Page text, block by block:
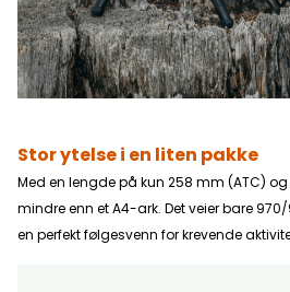
Stor ytelse i en liten pakke
Med en lengde på kun 258 mm (ATC)
mindre enn et A4-ark. Det veier bare
en perfekt følgesvenn for krevende